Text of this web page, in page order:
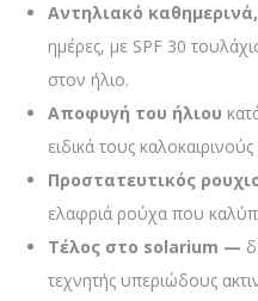
Αντηλιακό καθημερινά,
ημέρες, με SPF 30
στον ήλιο.
Αποφυγή του ήλιου
ειδικά τους
Προστατευτικός
ελαφριά ρούχα που
Τέλος στο solarium —
τεχνητής υπεριώδους